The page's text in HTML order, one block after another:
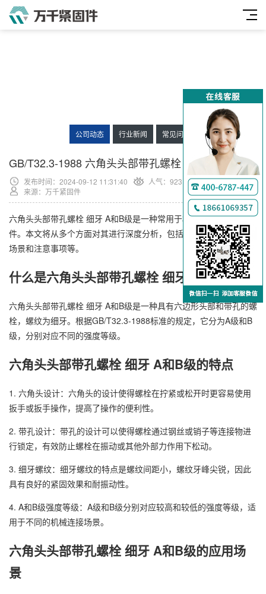
公司动态 行业新闻 常见问题
GB/T32.3-1988 六角头头部带孔螺栓 细牙 A和B级
发布时间：2024-09-12 11:31:40 人气： 923
来源：万千紧固件
六角头头部带孔螺栓 细牙 A和B级是一种常用于机械连接中的紧固
件。本文将从多个方面对其进行深度分析，包括定义、特点、应用
场景和注意事项等。
什么是六角头头部带孔螺栓 细牙 A和B级？
六角头头部带孔螺栓 细牙 A和B级是一种具有六边形头部和带孔的螺
栓，螺纹为细牙。根据GB/T32.3-1988标准的规定，它分为A级和B
级，分别对应不同的强度等级。
六角头头部带孔螺栓 细牙 A和B级的特点
1. 六角头设计：六角头的设计使得螺栓在拧紧或松开时更容易使用
扳手或扳手操作，提高了操作的便利性。
2. 带孔设计：带孔的设计可以使得螺栓通过钢丝或销子等连接物进
行锁定，有效防止螺栓在振动或其他外部力作用下松动。
3. 细牙螺纹：细牙螺纹的特点是螺纹间距小，螺纹牙峰尖锐，因此
具有良好的紧固效果和耐振动性。
4. A和B级强度等级：A级和B级分别对应较高和较低的强度等级，适
用于不同的机械连接场景。
六角头头部带孔螺栓 细牙 A和B级的应用场
景